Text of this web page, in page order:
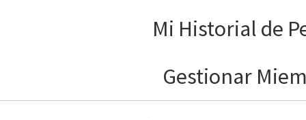
Mi Historial de
Gestionar